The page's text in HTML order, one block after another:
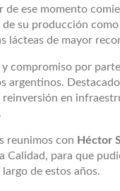
de ese momento
su producción
lácteas de mayor
compromiso por
argentinos.
en
reunimos con Héctor
Calidad, para que
de estos años.